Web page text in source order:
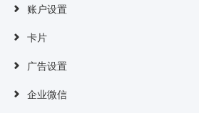
账户设置
卡片
广告设置
企业微信